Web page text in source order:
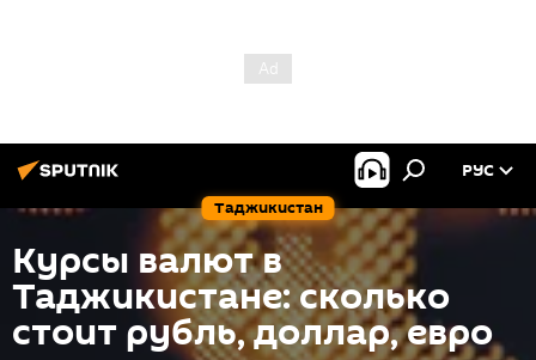
Таджикистан
РУС
Курсы валют в
Таджикистане: сколько
стоит рубль, доллар, евро